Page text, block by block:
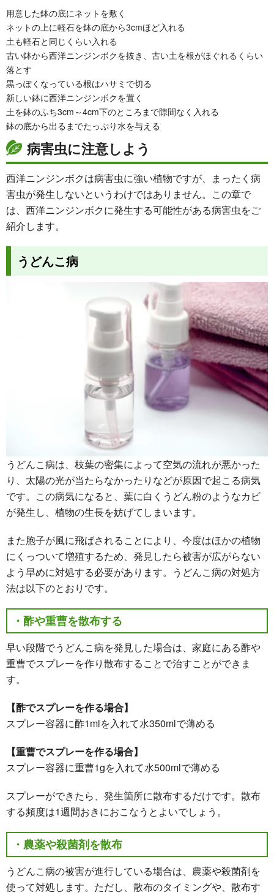
用意した鉢の底にネットを敷く
ネットの上に軽石を鉢の底から3cmほど入れる
土も軽石と同じくらい入れる
古い鉢から西洋ニンジンボクを抜き、古い土を根がほぐれるくらい
落とす
黒っぽくなっている根はハサミで切る
新しい鉢に西洋ニンジンボクを置く
土を鉢のふち3cm～4cm下のところまで隙間なく入れる
鉢の底から出るまでたっぷり水を与える
病害虫に注意しよう
西洋ニンジンボクは病害虫に強い植物ですが、まったく病
害虫が発生しないというわけではありません。この章で
は、西洋ニンジンボクに発生する可能性がある病害虫をご
紹介します。
うどんこ病
うどんこ病は、枝葉の密集によって空気の流れが悪かった
り、太陽の光が当たらなかったりなどが原因で起こる病気
です。この病気になると、葉に白くうどん粉のようなカビ
が発生し、植物の生長を妨げてしまいます。
また胞子が風に飛ばされることにより、今度はほかの植物
にくっついて増殖するため、発見したら被害が広がらない
よう早めに対処する必要があります。うどんこ病の対処方
法は以下のとおりです。
・酢や重曹を散布する
早い段階でうどんこ病を発見した場合は、家庭にある酢や
重曹でスプレーを作り散布することで治すことができま
す。
【酢でスプレーを作る場合】
スプレー容器に酢1mlを入れて水350mlで薄める
【重曹でスプレーを作る場合】
スプレー容器に重曹1gを入れて水500mlで薄める
スプレーができたら、発生箇所に散布するだけです。散布
する頻度は1週間おきにおこなうとよいでしょう。
・農薬や殺菌剤を散布
うどんこ病の被害が進行している場合は、農薬や殺菌剤を
使って対処します。ただし、散布のタイミングや、散布す